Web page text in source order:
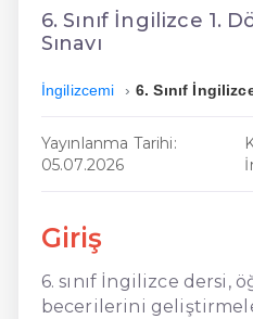
En Uygun İngilizce
6. Sınıf İngilizce 1.
Sınavı
İngilizcemi 6. Sınıf
Yayınlanma Tarihi:
05.07.2026
Giriş
6. sınıf İngilizce dersi,
becerilerini